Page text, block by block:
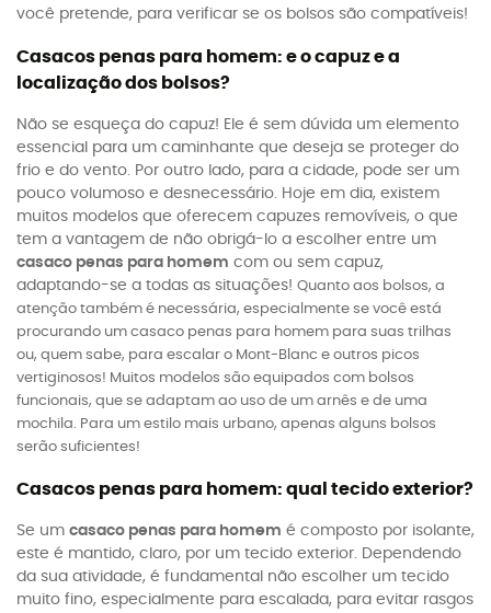
você pretende, para verificar se os bolsos são compatíveis!
Casacos penas para homem: e o capuz e a
localização dos bolsos?
Não se esqueça do capuz! Ele é sem dúvida um elemento
essencial para um caminhante que deseja se proteger do
frio e do vento. Por outro lado, para a cidade, pode ser um
pouco volumoso e desnecessário. Hoje em dia, existem
muitos modelos que oferecem capuzes removíveis, o que
tem a vantagem de não obrigá-lo a escolher entre um
casaco penas para homem com ou sem capuz,
adaptando-se a todas as situações! Quanto aos bolsos, a
atenção também é necessária, especialmente se você está
procurando um casaco penas para homem para suas trilhas
ou, quem sabe, para escalar o Mont-Blanc e outros picos
vertiginosos! Muitos modelos são equipados com bolsos
funcionais, que se adaptam ao uso de um arnês e de uma
mochila. Para um estilo mais urbano, apenas alguns bolsos
serão suficientes!
Casacos penas para homem: qual tecido exterior?
Se um casaco penas para homem é composto por isolante,
este é mantido, claro, por um tecido exterior. Dependendo
da sua atividade, é fundamental não escolher um tecido
muito fino, especialmente para escalada, para evitar rasgos